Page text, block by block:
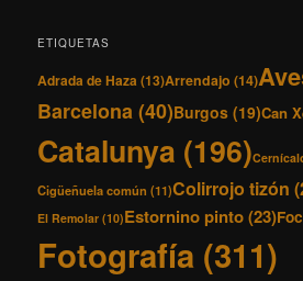
ETIQUETAS
Adrada de Haza (13)Arrendajo (14)
Barcelona(40)Burgos (19)Can
Catalunya (196)
Cigüeñuela común (11)Colirrojo tizón
El Remolar (10)Estornino pinto(23)
Fotografía (311)